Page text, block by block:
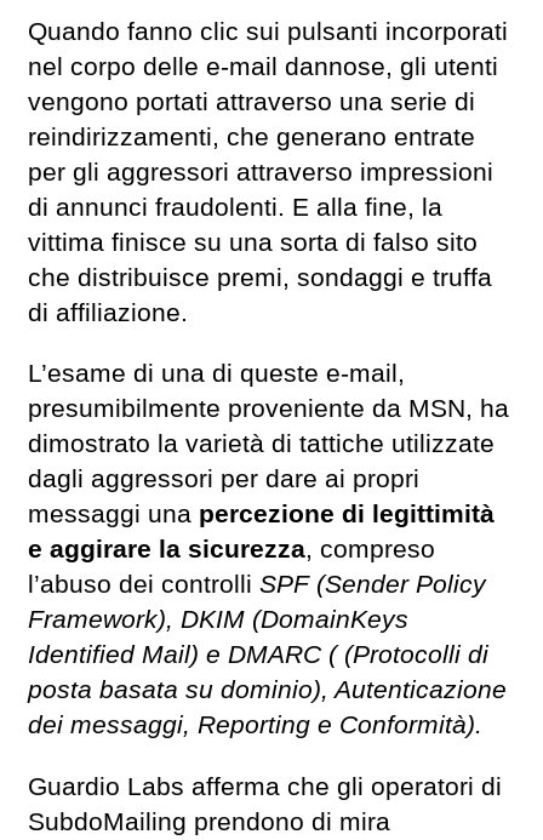
Quando fanno clic sui pulsanti incorporati
nel corpo delle e-mail dannose, gli utenti
vengono portati attraverso una serie di
reindirizzamenti, che generano entrate
per gli aggressori attraverso impressioni
di annunci fraudolenti. E alla fine, la
vittima finisce su una sorta di falso sito
che distribuisce premi, sondaggi e truffa
di affiliazione.
L’esame di una di queste e-mail,
presumibilmente proveniente da MSN, ha
dimostrato la varietà di tattiche utilizzate
dagli aggressori per dare ai propri
messaggi una percezione di legittimità
e aggirare la sicurezza, compreso
l’abuso dei controlli SPF (Sender Policy
Framework), DKIM (DomainKeys
Identified Mail) e DMARC ( (Protocolli di
posta basata su dominio), Autenticazione
dei messaggi, Reporting e Conformità).
Guardio Labs afferma che gli operatori di
SubdoMailing prendono di mira